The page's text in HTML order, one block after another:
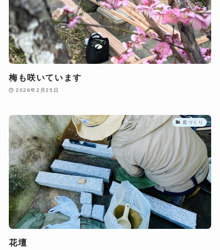
梅も咲いています
2026年2月25日
庭づくり
花壇